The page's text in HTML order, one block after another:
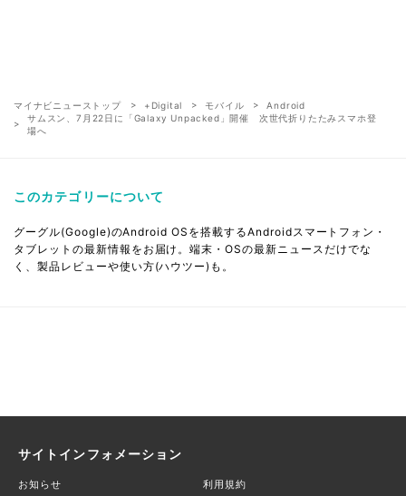
マイナビニューストップ +Digital モバイル
Android
サムスン、7月22日に「Galaxy Unpacked」開催 次世代折りたたみスマホ登
場へ
このカテゴリーについて
グーグル(Google)のAndroid OSを搭載するAndroidスマートフォン・
タブレットの最新情報をお届け。端末・OSの最新ニュースだけでな
く、製品レビューや使い方(ハウツー)も。
サイトインフォメーション
お知らせ 利用規約